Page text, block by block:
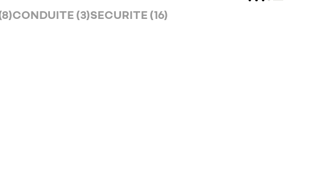
CONDUITE (3)SECURITE (16)